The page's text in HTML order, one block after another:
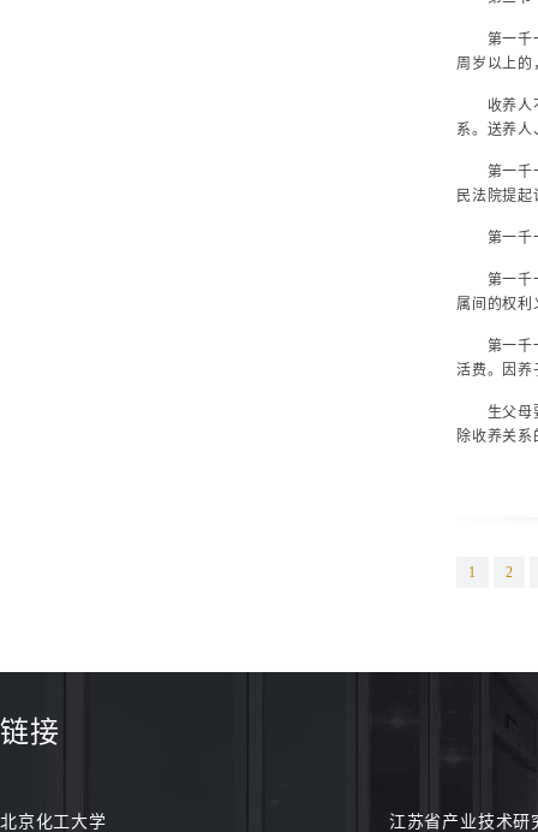
第一千一
周岁以上的
收养人不
系。送养
第一千一
民法院提起
第一千一
第一千一
属间的权利
第一千一
活费。因养
生父母要
除收养关系
1 2
链接
北京化工大学 江苏省产业技术研